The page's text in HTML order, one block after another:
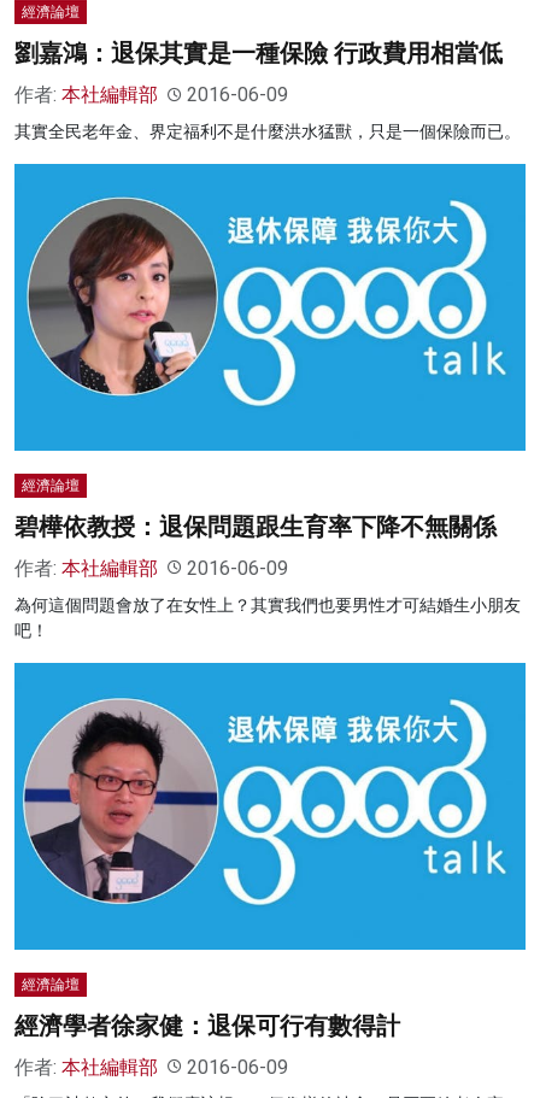
經濟論壇
劉嘉鴻：退保其實是一種保險 行政費用相當低
作者: 本社編輯部 2016-06-09
其實全民老年金、界定福利不是什麼洪水猛獸，只是一個保險而已。
經濟論壇
碧樺依教授：退保問題跟生育率下降不無關係
作者: 本社編輯部 2016-06-09
為何這個問題會放了在女性上？其實我們也要男性才可結婚生小朋友
吧！
經濟論壇
經濟學者徐家健：退保可行有數得計
作者: 本社編輯部 2016-06-09